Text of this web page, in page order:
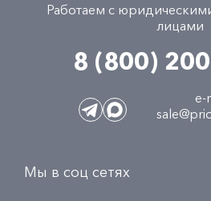
Работаем с
лицами
8 (800)
e-
Мы в соц сетях